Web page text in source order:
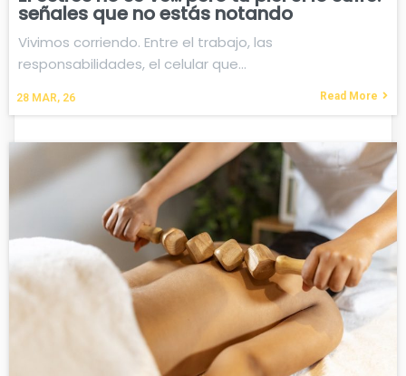
señales que no estás notando
28 MAR, 26
Vivimos corriendo. Entre el trabajo, las
responsabilidades, el celular que…
Read More